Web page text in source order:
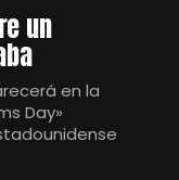
un
en la
Day»